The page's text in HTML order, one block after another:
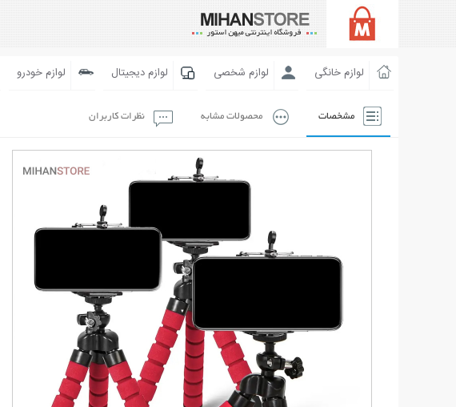
لوازم خانگی لوازم شخصی لوازم دیجیتال لوازم خودرو
مشخصات محصولات مشابه نظرات کاربران